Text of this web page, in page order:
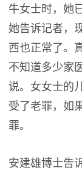
牛女士时，她
她告诉记者，
西也正常了。
不知道多少家
说。女女士的
受了老罪，如
罪。
安建雄博士告